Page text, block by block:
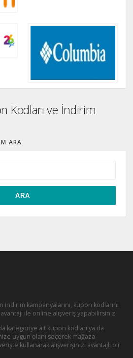
Kodları ve İndirim
ARA
indirim kampanyalarını, kupon kodlarını
ile online alışveriş yapabilirsiniz.
kategoriye ait kupon kodları ya da
uygun olanı seçerek mağaza
kullanarak alışverişinizi avantajlı bir